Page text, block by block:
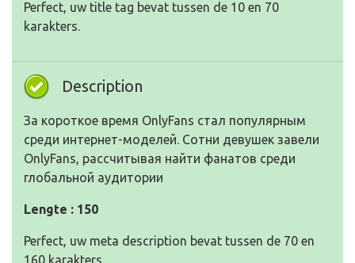
Perfect, uw title tag bevat tussen de 10 en 70
karakters.
Description
За короткое время OnlyFans стал популярным
среди интернет-моделей. Сотни девушек завели
OnlyFans, рассчитывая найти фанатов среди
глобальной аудитории
Lengte : 150
Perfect, uw meta description bevat tussen de 70 en
160 karakters.